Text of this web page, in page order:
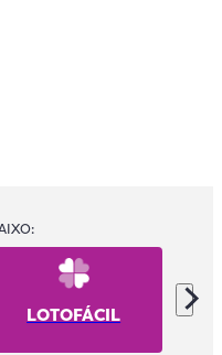
LOTOFÁCIL